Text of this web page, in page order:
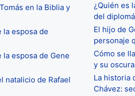
en la Biblia y
la esposa de
esposa de Gene
natalicio de Rafael
¿Quién es
del
El hijo de
personaje
Cómo se
y su
La historia
Chávez: